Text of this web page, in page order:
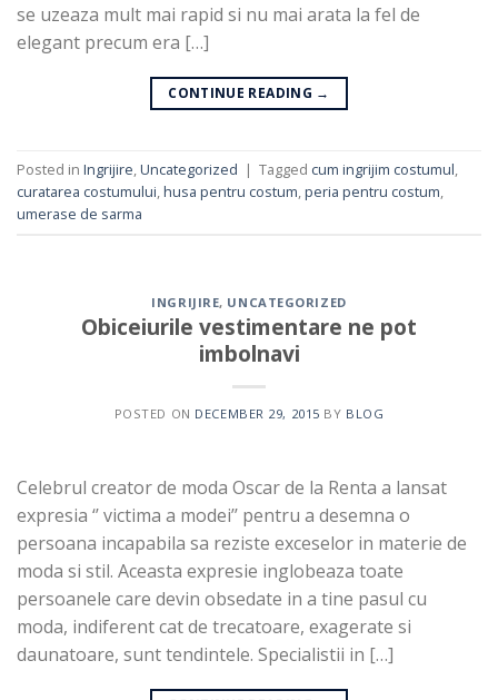
se uzeaza mult mai rapid si nu mai arata la fel de
elegant precum era […]
CONTINUE READING →
Posted in Ingrijire,Uncategorized | Tagged cum ingrijim costumul,
curatarea costumului,husa pentru costum,peria pentru costum,
umerase de sarma
INGRIJIRE, UNCATEGORIZED
Obiceiurile vestimentare ne pot
imbolnavi
POSTED ON DECEMBER 29, 2015 BY BLOG
Celebrul creator de moda Oscar de la Renta a lansat
expresia ‘’ victima a modei’’ pentru a desemna o
persoana incapabila sa reziste exceselor in materie de
moda si stil. Aceasta expresie inglobeaza toate
persoanele care devin obsedate in a tine pasul cu
moda, indiferent cat de trecatoare, exagerate si
daunatoare, sunt tendintele. Specialistii in […]